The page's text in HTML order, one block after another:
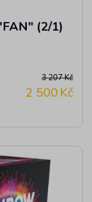
(2/1)
3 207 Kč
2 500 Kč